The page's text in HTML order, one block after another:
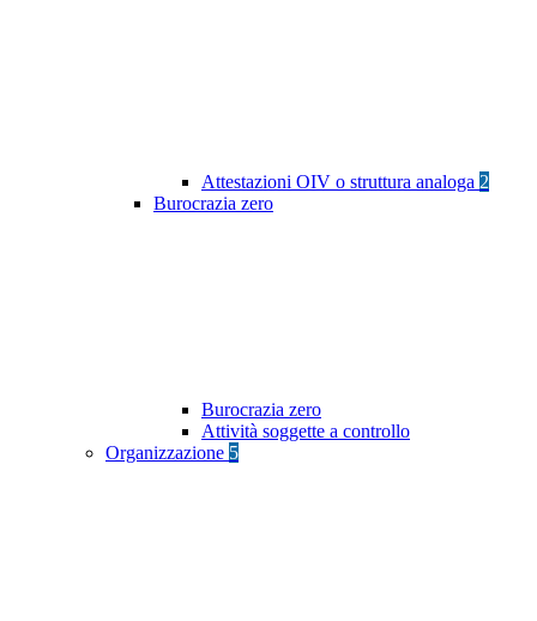
Attestazioni OIV o struttura analoga 2
Burocrazia zero
Burocrazia zero
Attività soggette a controllo
Organizzazione 5